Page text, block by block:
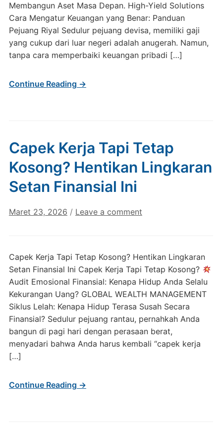
Membangun Aset Masa Depan. High-Yield Solutions
Cara Mengatur Keuangan yang Benar: Panduan
Pejuang Riyal Sedulur pejuang devisa, memiliki gaji
yang cukup dari luar negeri adalah anugerah. Namun,
tanpa cara memperbaiki keuangan pribadi […]
Continue Reading →
Capek Kerja Tapi Tetap
Kosong? Hentikan Lingkaran
Setan Finansial Ini
Maret 23, 2026 / Leave a comment
Capek Kerja Tapi Tetap Kosong? Hentikan Lingkaran
Setan Finansial Ini Capek Kerja Tapi Tetap Kosong?
Audit Emosional Finansial: Kenapa Hidup Anda Selalu
Kekurangan Uang? GLOBAL WEALTH MANAGEMENT
Siklus Lelah: Kenapa Hidup Terasa Susah Secara
Finansial? Sedulur pejuang rantau, pernahkah Anda
bangun di pagi hari dengan perasaan berat,
menyadari bahwa Anda harus kembali “capek kerja
[…]
Continue Reading →